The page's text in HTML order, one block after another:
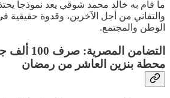
ما قام به خالد محمد شوقي يعد نموذجا
والتفاني من أجل الآخرين، وقدوة حقيقية
الوطن والمجتمع.
التضامن
محطة بنزين العاشر من رمضان